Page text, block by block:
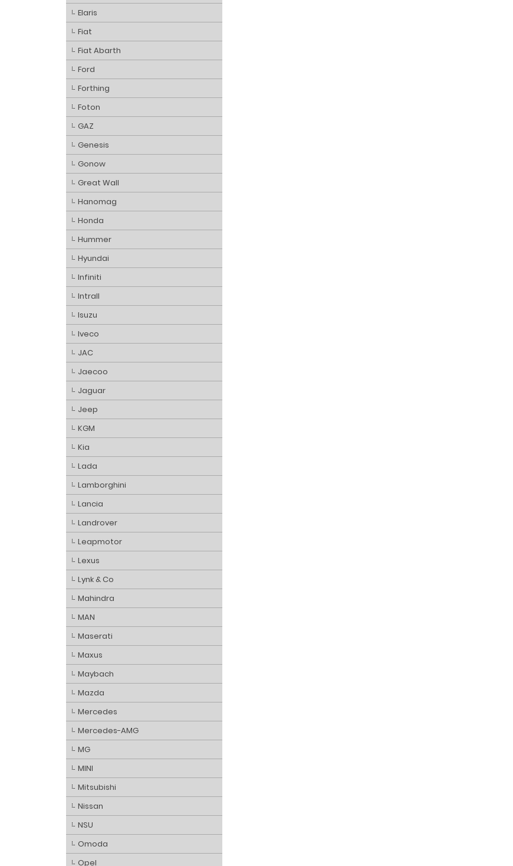
Elaris
Fiat
Fiat Abarth
Ford
Forthing
Foton
GAZ
Genesis
Gonow
Great Wall
Hanomag
Honda
Hummer
Hyundai
Infiniti
Intrall
Isuzu
Iveco
JAC
Jaecoo
Jaguar
Jeep
KGM
Kia
Lada
Lamborghini
Lancia
Landrover
Leapmotor
Lexus
Lynk & Co
Mahindra
MAN
Maserati
Maxus
Maybach
Mazda
Mercedes
Mercedes-AMG
MG
MINI
Mitsubishi
Nissan
NSU
Omoda
Opel